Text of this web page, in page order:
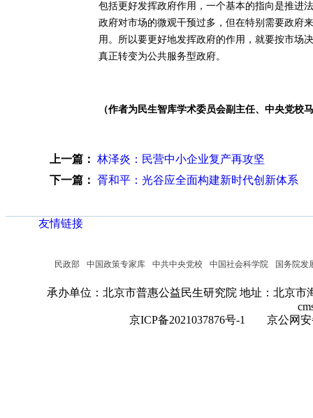
包括更好发挥政府作用，一个基本的指向是推进
政府对市场的微观干预过多，但在特别需要政府
用。所以要更好地发挥政府的作用，就要按市场
真正转变为公共服务型政府。
（作者为民生智库学术委员会副主任、中央党校
上一篇： 林泽炎：民营中小企业复产再攻坚
下一篇： 胥和平：光谷应全面构建新时代创新体系
友情链接
民政部 中国政策专家库 中共中央党校 中国社会科学院 国务院发
承办单位：北京市普惠公益民生研究院 地址：北京市
京ICP备2021037876号-1
京公网安